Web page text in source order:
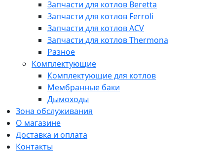
Запчасти для котлов Beretta
Запчасти для котлов Ferroli
Запчасти для котлов ACV
Запчасти для котлов Thermona
Разное
Комплектующие
Комплектующие для котлов
Мембранные баки
Дымоходы
Зона обслуживания
О магазине
Доставка и оплата
Контакты